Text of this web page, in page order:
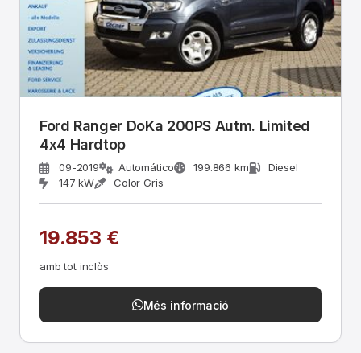
Ford Ranger DoKa 200PS Autm. Limited
4x4 Hardtop
09-2019 Automático 199.866 km
Diesel
147 kW
Color Gris
19.853 €
amb tot inclòs
Més informació